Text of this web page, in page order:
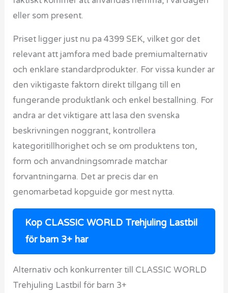
eller som present.
Priset ligger just nu pa 4399 SEK, vilket gor det
relevant att jamfora med bade premiumalternativ
och enklare standardprodukter. For vissa kunder ar
den viktigaste faktorn direkt tillgang till en
fungerande produktlank och enkel bestallning. For
andra ar det viktigare att lasa den svenska
beskrivningen noggrant, kontrollera
kategoritillhorighet och se om produktens ton,
form och anvandningsomrade matchar
forvantningarna. Det ar precis dar en
genomarbetad kopguide gor mest nytta.
Kop CLASSIC WORLD Trehjuling Lastbil
för barn 3+ har
Alternativ och konkurrenter till CLASSIC WORLD
Trehjuling Lastbil för barn 3+